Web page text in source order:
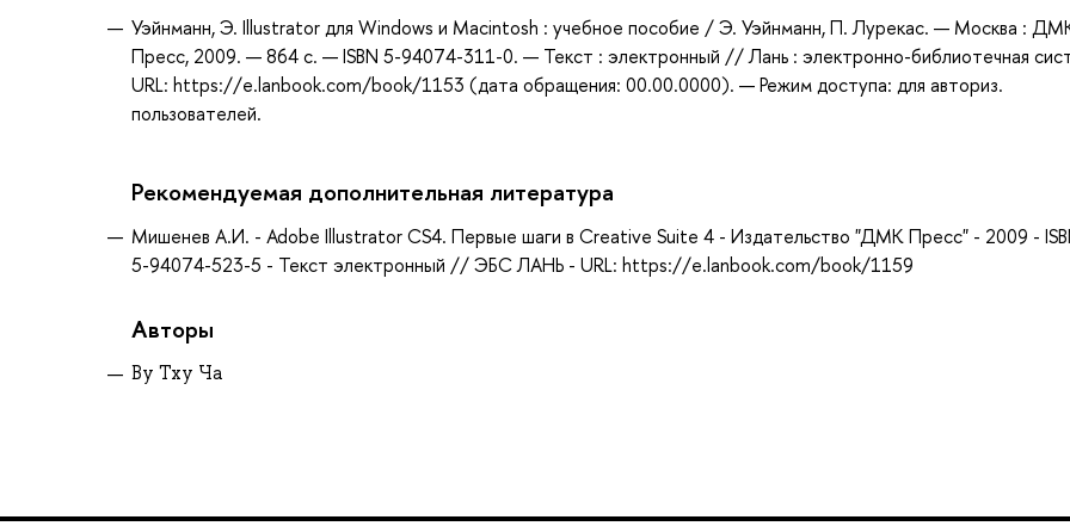
Уэйнманн, Э. Illustrator для Windows и Macintosh : учебное пособие / Э. Уэйнманн, П. Лурекас. — Москва :
Пресс, 2009. — 864 с. — ISBN 5-94074-311-0. — Текст : электронный // Лань : электронно-библиотечная
URL: https://e.lanbook.com/book/1153 (дата обращения: 00.00.0000). — Режим доступа: для авториз.
пользователей.
Рекомендуемая дополнительная литература
Мишенев А.И. - Adobe Illustrator СS4. Первые шаги в Creative Suite 4 - Издательство "ДМК Пресс" - 2009 -
5-94074-523-5 - Текст электронный // ЭБС ЛАНЬ - URL: https://e.lanbook.com/book/1159
Авторы
Ву Тху Ча